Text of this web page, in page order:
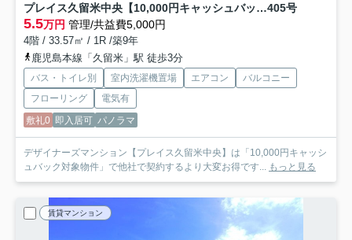
プレイス久留米中央【10,000円キャッシュバック対象物件】405号
5.5万円 管理/共益費5,000円
4階 / 33.57㎡ / 1R /築9年
鹿児島本線「久留米」駅 徒歩3分
バス・トイレ別 室内洗濯機置場 エアコン
バルコニー
フローリング
電気有
敷礼0 即入居可 パノラマ
デザイナーズマンション【プレイス久留米中央】は「10,000円キャッシ
ュバック対象物件」で他社で契約するより大変お得です...
もっと見る
賃貸マンション